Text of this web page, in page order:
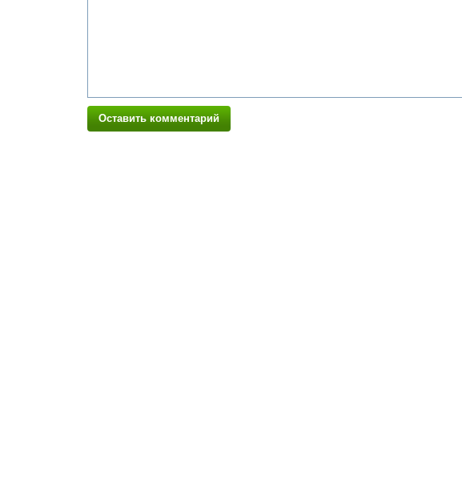
Оставить комментарий